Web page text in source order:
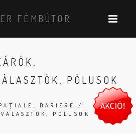
FÉMBÚTOR
PÓLUSOK
BARIERE
/
PÓLUSOK